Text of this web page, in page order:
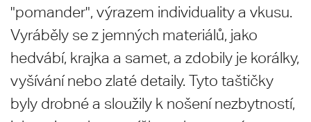
"pomander", výrazem individuality a vkusu.
Vyráběly se z jemných materiálů, jako
hedvábí, krajka a samet, a zdobily je korálky,
vyšívání nebo zlaté detaily. Tyto taštičky
byly drobné a sloužily k nošení nezbytností,